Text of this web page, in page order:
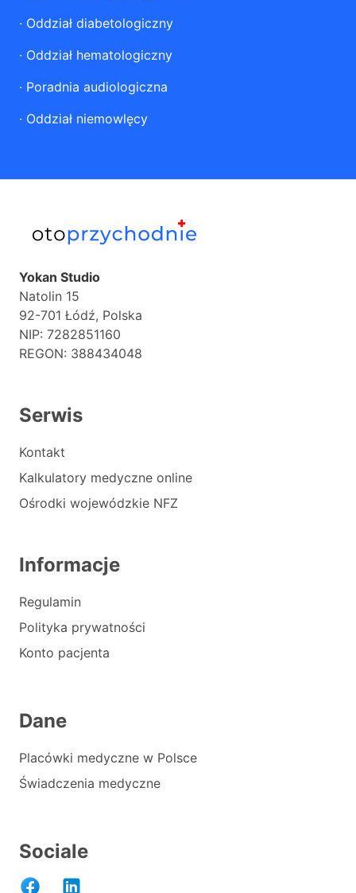
· Oddział diabetologiczny
· Oddział hematologiczny
· Poradnia audiologiczna
· Oddział niemowlęcy
Yokan Studio
Natolin 15
92-701 Łódź, Polska
NIP: 7282851160
REGON: 388434048
Serwis
Kontakt
Kalkulatory medyczne online
Ośrodki wojewódzkie NFZ
Informacje
Regulamin
Polityka prywatności
Konto pacjenta
Dane
Placówki medyczne w Polsce
Świadczenia medyczne
Sociale